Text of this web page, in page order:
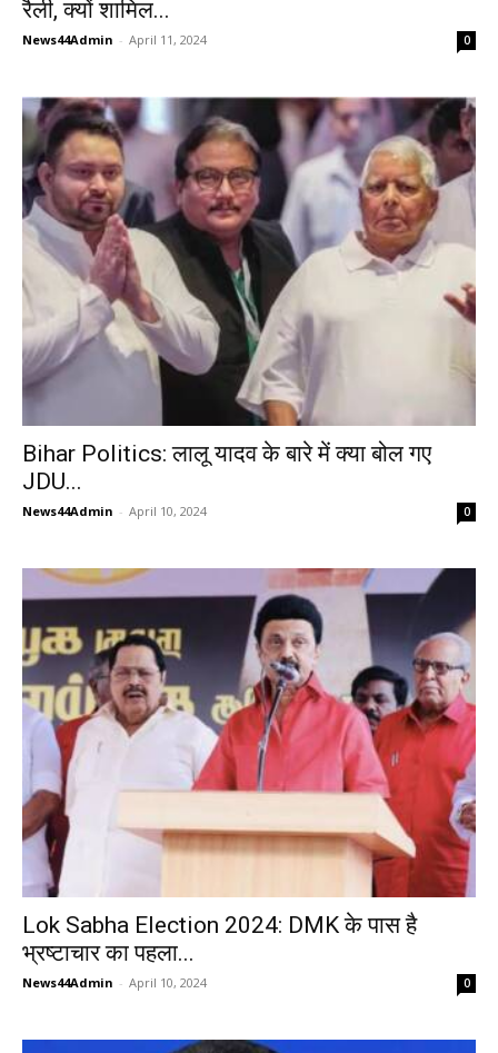
रैली, क्यों शामिल...
News44Admin - April 11, 2024 0
Bihar Politics: लालू यादव के बारे में क्या बोल गए
JDU...
News44Admin - April 10, 2024 0
Lok Sabha Election 2024: DMK के पास है
भ्रष्टाचार का पहला...
News44Admin - April 10, 2024 0